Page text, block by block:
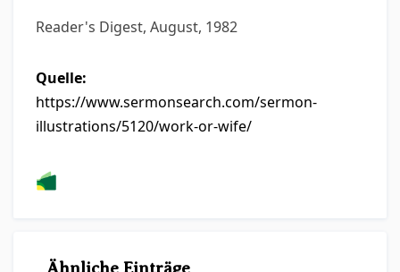
Reader's Digest, August, 1982
Quelle:
https://www.sermonsearch.com/sermon-
illustrations/5120/work-or-wife/